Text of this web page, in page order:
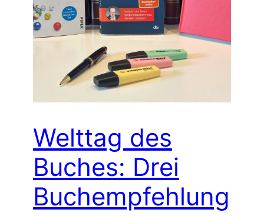
Welttag des
Buches: Drei
Buchempfehlung